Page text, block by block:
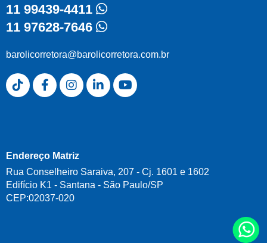
11 99439-4411
11 97628-7646
barolicorretora@barolicorretora.com.br
Endereço Matriz
Rua Conselheiro Saraiva, 207 - Cj. 1601 e 1602
Edifício K1 - Santana - São Paulo/SP
CEP:02037-020